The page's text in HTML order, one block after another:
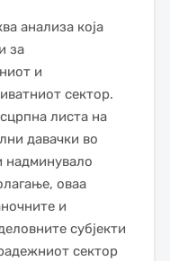
анализа која
за
и
сектор.
листа на
давачки во
надминувало
оваа
и
субјекти
сектор